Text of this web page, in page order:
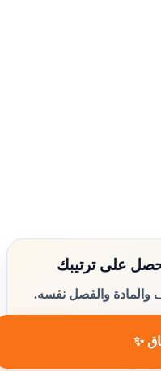
على ترتيبك
والمادة والفصل نفسه.
✨